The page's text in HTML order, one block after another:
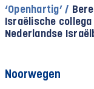
‘Openhartig’ /
Israëlische
Nederlandse
Noorwegen